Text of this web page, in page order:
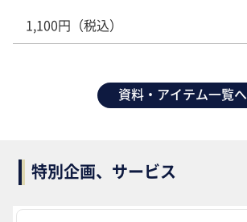
1,100円（税込）
資料・アイテム一覧へ
特別企画、サービス